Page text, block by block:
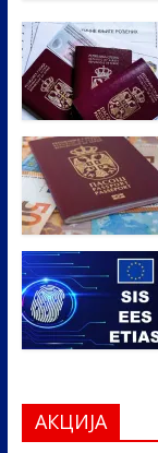
e
b
o
o
k
itt
er
АКЦИЈА